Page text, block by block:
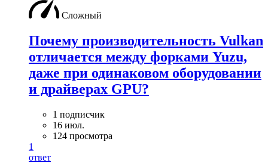
Сложный
Почему производительность Vulkan
отличается между форками Yuzu,
даже при одинаковом оборудовании
и драйверах GPU?
1 подписчик
16 июл.
124 просмотра
1
ответ